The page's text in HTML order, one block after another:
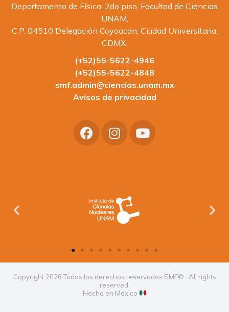
Departamento de Física, 2do piso, Facultad de Ciencias
UNAM,
C.P. 04510 Delegación Coyoacán, Ciudad Universitaria,
CDMX.
(+52)55-5622-4946
(+52)55-5622-4848
smf.admin@ciencias.unam.mx
Avisos de privacidad
Copyright 2026 Todos los derechos reservados SMF© . All rights
reserved.
Hecho en México